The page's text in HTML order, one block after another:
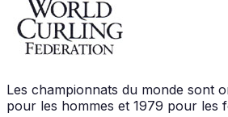
Les championnats du monde sont
pour les hommes et 1979 pour les